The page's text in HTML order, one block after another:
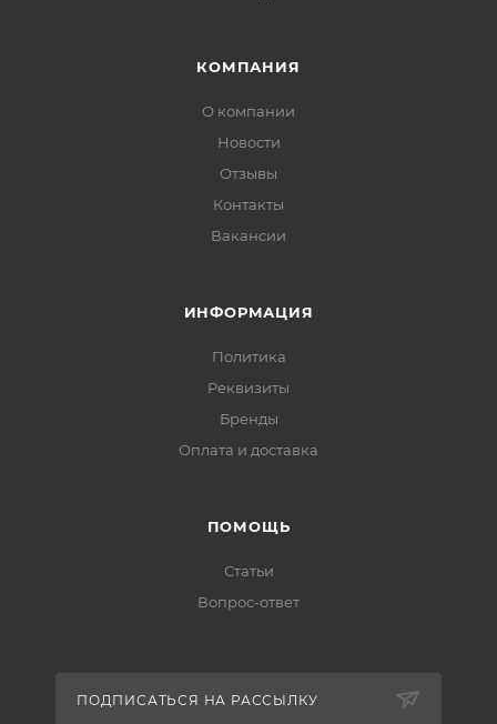
КОМПАНИЯ
О компании
Новости
Отзывы
Контакты
Вакансии
ИНФОРМАЦИЯ
Политика
Реквизиты
Бренды
Оплата и доставка
ПОМОЩЬ
Статьи
Вопрос-ответ
ПОДПИСАТЬСЯ НА РАССЫЛКУ